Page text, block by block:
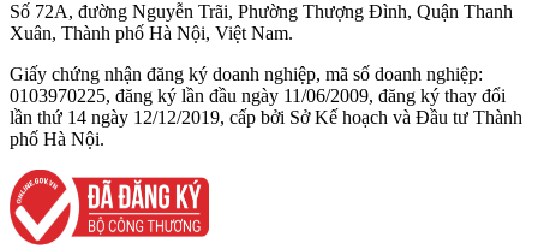
Số 72A, đường Nguyễn Trãi, Phường Thượng Đình, Quận Thanh
Xuân, Thành phố Hà Nội, Việt Nam.
Giấy chứng nhận đăng ký doanh nghiệp, mã số doanh nghiệp:
0103970225, đăng ký lần đầu ngày 11/06/2009, đăng ký thay đổi
lần thứ 14 ngày 12/12/2019, cấp bởi Sở Kế hoạch và Đầu tư Thành
phố Hà Nội.